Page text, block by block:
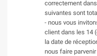
correctement
suivantes sont
- nous vous
client dans les 14
la date de
nous faire